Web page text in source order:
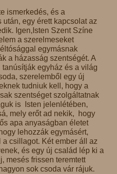
ismerkedés, és a
egy érett kapcsolat az
Igen,Isten Szent Színe
a szerelmeseket
egymásnak
a házasság szentségét. A
egyház és a világ
szerelemből egy új
tudniuk kell, hogy a
szentséget szolgáltatnak
is Isten jelenlétében,
mely erőt ad nekik, hogy
apa anyaságban életet
lehozzák egymásért,
csillagot. Két ember áll az
és egy új család lép ki a
mesés frissen teremtett
sok csoda vár rájuk.